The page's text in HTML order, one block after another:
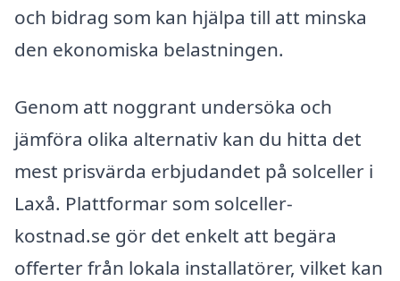
och bidrag som kan hjälpa till att minska
den ekonomiska belastningen.
Genom att noggrant undersöka och
jämföra olika alternativ kan du hitta det
mest prisvärda erbjudandet på solceller i
Laxå. Plattformar som solceller-
kostnad.se gör det enkelt att begära
offerter från lokala installatörer, vilket kan